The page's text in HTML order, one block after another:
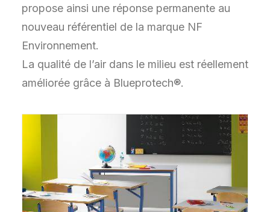
propose ainsi une réponse permanente au
nouveau référentiel de la marque NF
Environnement.
La qualité de l’air dans le milieu est réellement
améliorée grâce à Blueprotech®.